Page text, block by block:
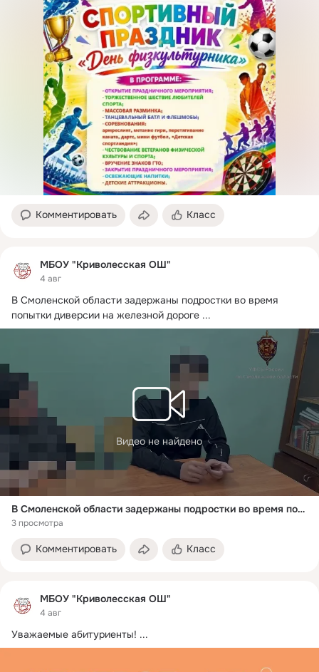
Комментировать Класс
МБОУ "Криволесская ОШ"
4 авг
В Смоленской области задержаны подростки во время
попытки диверсии на железной дороге ...
Видео не найдено
В Смоленской области задержаны подростки во время попытки диверсии на железной дороге
3 просмотра
Комментировать Класс
МБОУ "Криволесская ОШ"
4 авг
Уважаемые абитуриенты! ...